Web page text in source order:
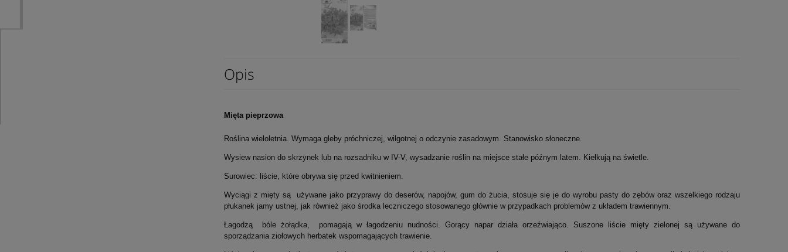
Opis
Mięta pieprzowa
Roślina wieloletnia. Wymaga gleby próchniczej, wilgotnej o odczynie zasadowym. Stanowisko słoneczne.
Wysiew nasion do skrzynek lub na rozsadniku w IV-V, wysadzanie roślin na miejsce stałe późnym latem. Kiełkują na świetle.
Surowiec: liście, które obrywa się przed kwitnieniem.
Wyciągi z mięty są używane jako przyprawy do deserów, napojów, gum do żucia, stosuje się je do wyrobu pasty do zębów oraz wszelkiego rodzaju
płukanek jamy ustnej, jak również jako środka leczniczego stosowanego głównie w przypadkach problemów z układem trawiennym.
Łagodzą bóle żołądka, pomagają w łagodzeniu nudności. Gorący napar działa orzeźwiająco. Suszone liście mięty zielonej są używane do
sporządzania ziołowych herbatek wspomagających trawienie.